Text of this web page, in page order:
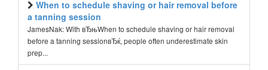
When to schedule shaving or hair removal before
a tanning session
JamesNak: With вЂњWhen to schedule shaving or hair removal
before a tanning sessionвЂќ, people often underestimate skin
prep...